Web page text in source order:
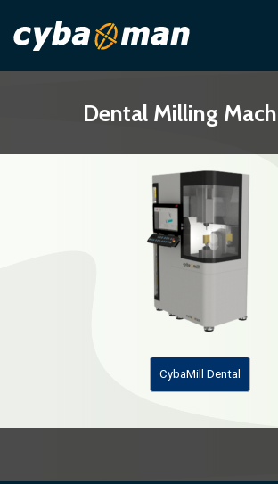
CybaMill Dental
Dental Milling